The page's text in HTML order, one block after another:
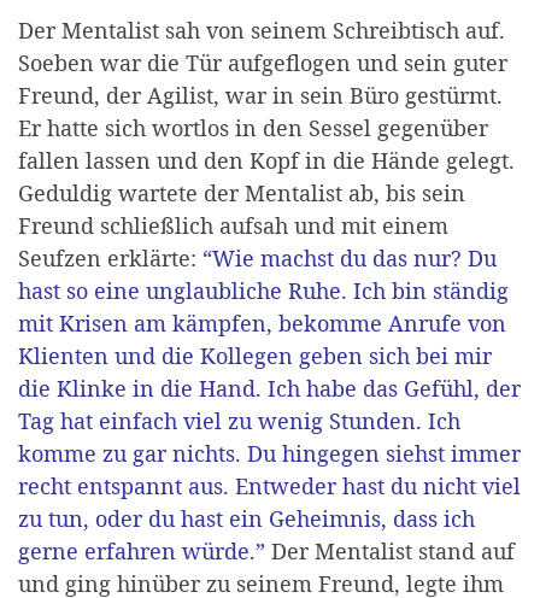
Der Mentalist sah von seinem Schreibtisch auf.
Soeben war die Tür aufgeflogen und sein guter
Freund, der Agilist, war in sein Büro gestürmt.
Er hatte sich wortlos in den Sessel gegenüber
fallen lassen und den Kopf in die Hände gelegt.
Geduldig wartete der Mentalist ab, bis sein
Freund schließlich aufsah und mit einem
Seufzen erklärte: “Wie machst du das nur? Du
hast so eine unglaubliche Ruhe. Ich bin ständig
mit Krisen am kämpfen, bekomme Anrufe von
Klienten und die Kollegen geben sich bei mir
die Klinke in die Hand. Ich habe das Gefühl, der
Tag hat einfach viel zu wenig Stunden. Ich
komme zu gar nichts. Du hingegen siehst immer
recht entspannt aus. Entweder hast du nicht viel
zu tun, oder du hast ein Geheimnis, dass ich
gerne erfahren würde.” Der Mentalist stand auf
und ging hinüber zu seinem Freund, legte ihm